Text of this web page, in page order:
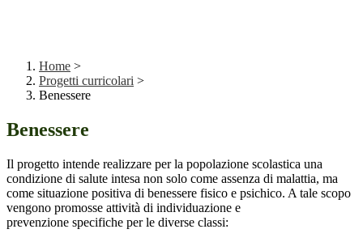
Home >
Progetti curricolari >
Benessere
Benessere
Il progetto intende realizzare per la popolazione scolastica una
condizione di salute intesa non solo come assenza di malattia, ma
come situazione positiva di benessere fisico e psichico. A tale scopo
vengono promosse attività di individuazione e
prevenzione specifiche per le diverse classi: